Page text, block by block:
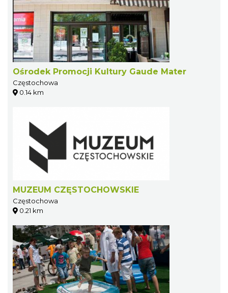
Ośrodek Promocji Kultury Gaude Mater
Częstochowa
0.14 km
MUZEUM CZĘSTOCHOWSKIE
Częstochowa
0.21 km